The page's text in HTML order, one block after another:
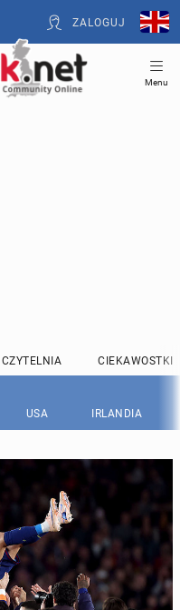
ZALOGUJ
Menu
CZYTELNIA CIEKAWOSTKI
USA IRLANDIA